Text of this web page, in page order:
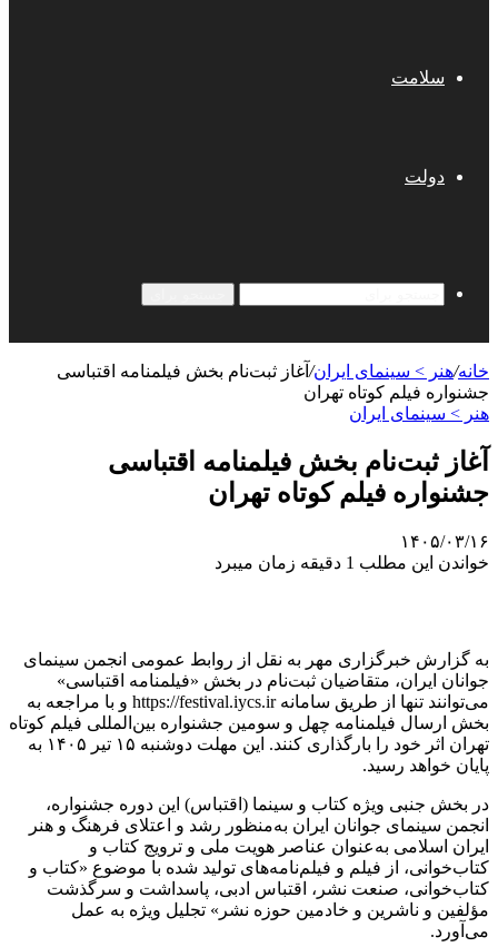
سلامت
دولت
خانه/هنر > سینمای ایران/ آغاز ثبت‌نام بخش فیلمنامه اقتباسی
جشنواره فیلم کوتاه تهران
هنر > سینمای ایران
آغاز ثبت‌نام بخش فیلمنامه اقتباسی
جشنواره فیلم کوتاه تهران
۱۴۰۵/۰۳/۱۶
خواندن این مطلب 1 دقیقه زمان میبرد
به گزارش خبرگزاری مهر به نقل از روابط عمومی انجمن سینمای
جوانان ایران، متقاضیان ثبت‌نام در بخش «فیلمنامه‌ اقتباسی»
می‌توانند تنها از طریق سامانه https://festival.iycs.ir و با مراجعه به
بخش ارسال فیلمنامه چهل و سومین جشنواره بین‌المللی فیلم کوتاه
تهران اثر خود را بارگذاری کنند. این مهلت دوشنبه ۱۵ تیر ۱۴۰۵ به
پایان خواهد رسید.
در بخش جنبی ویژه کتاب و سینما (اقتباس) این دوره جشنواره،
انجمن سینمای جوانان ایران به‌منظور رشد و اعتلای فرهنگ و هنر
ایران اسلامی به‌عنوان عناصر هویت ملی و ترویج کتاب و
کتاب‌خوانی، از فیلم‌ و فیلم‌نامه‌های تولید شده با موضوع «کتاب و
کتاب‌خوانی، صنعت نشر، اقتباس ادبی، پاسداشت و سرگذشت
مؤلفین و ناشرین و خادمین حوزه نشر» تجلیل ویژه به عمل
می‌آورد.